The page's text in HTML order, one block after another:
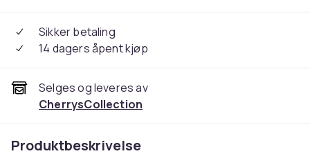
Sikker betaling
14 dagers åpent kjøp
Selges og leveres av
CherrysCollection
Produktbeskrivelse